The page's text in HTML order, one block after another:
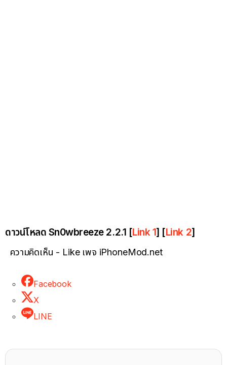
ดาวน์โหลด Sn0wbreeze 2.2.1 [Link 1] [Link 2]
ความคิดเห็น - Like เพจ iPhoneMod.net
Facebook
X
LINE